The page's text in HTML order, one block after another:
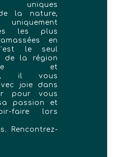
uniques
la nature,
uniquement
les plus
en
le seul
de la région
et
il vous
joie dans
pour vous
passion et
faire lors
Rencontrez-